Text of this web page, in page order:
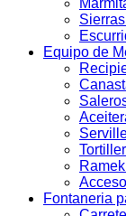
Equipo de
Fontaneria